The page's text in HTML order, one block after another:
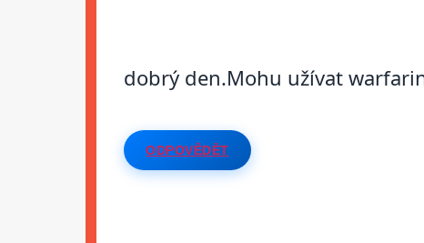
dobrý den.Mohu užívat
ODPOVĚDĚT